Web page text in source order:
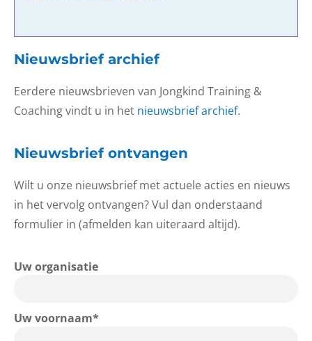
Nieuwsbrief archief
Eerdere nieuwsbrieven van Jongkind Training &
Coaching vindt u in het nieuwsbrief archief.
Nieuwsbrief ontvangen
Wilt u onze nieuwsbrief met actuele acties en nieuws
in het vervolg ontvangen? Vul dan onderstaand
formulier in (afmelden kan uiteraard altijd).
Uw organisatie
Uw voornaam*